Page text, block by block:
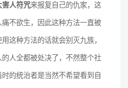
害人符咒来报复自己的仇家，这
不欲生，因此这种方法一直被
这种方法的话就会别灭九族，
人全都被处决了，不然整个社
的统治者是当然不希望看到自